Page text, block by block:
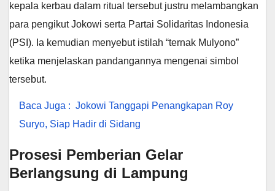
kepala kerbau dalam ritual tersebut justru melambangkan
para pengikut Jokowi serta Partai Solidaritas Indonesia
(PSI). Ia kemudian menyebut istilah “ternak Mulyono”
ketika menjelaskan pandangannya mengenai simbol
tersebut.
Baca Juga : Jokowi Tanggapi Penangkapan Roy
Suryo, Siap Hadir di Sidang
Prosesi Pemberian Gelar
Berlangsung di Lampung